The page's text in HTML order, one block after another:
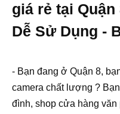
giá rẻ tại
Dễ Sử Dụng -
- Bạn đang ở Quận 8,
camera chất lượng ?
đình, shop cửa hàng